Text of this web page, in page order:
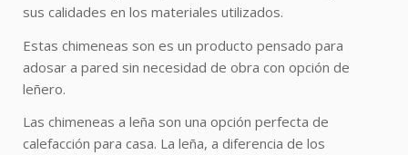
sus calidades en los materiales utilizados.
Estas chimeneas son es un producto pensado para
adosar a pared sin necesidad de obra con opción de
leñero.
Las chimeneas a leña son una opción perfecta de
calefacción para casa. La leña, a diferencia de los